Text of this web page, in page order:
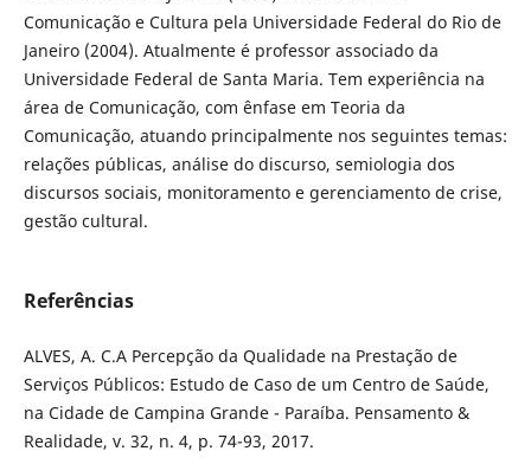
Comunicação e Cultura pela Universidade Federal do Rio de
Janeiro (2004). Atualmente é professor associado da
Universidade Federal de Santa Maria. Tem experiência na
área de Comunicação, com ênfase em Teoria da
Comunicação, atuando principalmente nos seguintes temas:
relações públicas, análise do discurso, semiologia dos
discursos sociais, monitoramento e gerenciamento de crise,
gestão cultural.
Referências
ALVES, A. C.A Percepção da Qualidade na Prestação de
Serviços Públicos: Estudo de Caso de um Centro de Saúde,
na Cidade de Campina Grande - Paraíba. Pensamento &
Realidade, v. 32, n. 4, p. 74-93, 2017.